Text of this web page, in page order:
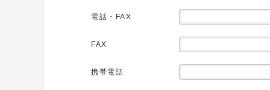
電話・FAX
FAX
携帯電話